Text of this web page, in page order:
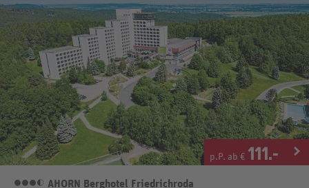
p.P. ab € 111.-
3,5 Sterne
AHORN Berghotel Friedrichroda